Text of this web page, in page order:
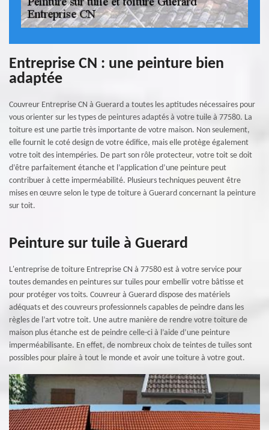
Entreprise CN : une peinture bien
adaptée
Couvreur Entreprise CN à Guerard a toutes les aptitudes nécessaires pour
vous orienter sur les types de peintures adaptés à votre tuile à 77580. La
toiture est une partie très importante de votre maison. Non seulement,
elle fournit le coté design de votre édifice, mais elle protège également
votre toit des intempéries. De part son rôle protecteur, votre toit se doit
d’être parfaitement étanche et l’application d’une peinture peut
contribuer à cette imperméabilité. Plusieurs techniques peuvent être
mises en œuvre selon le type de toiture à Guerard concernant la peinture
sur toit.
Peinture sur tuile à Guerard
L'entreprise de toiture Entreprise CN à 77580 est à votre service pour
toutes demandes en peintures sur tuiles pour embellir votre bâtisse et
pour protéger vos toits. Couvreur à Guerard dispose des matériels
adéquats et des couvreurs professionnels capables de peindre dans les
règles de l’art votre toit. Une autre manière de rendre votre toiture de
maison plus étanche est de peindre celle-ci à l’aide d’une peinture
imperméabilisante. En effet, de nombreux choix de teintes de tuiles sont
possibles pour plaire à tout le monde et avoir une toiture à votre gout.